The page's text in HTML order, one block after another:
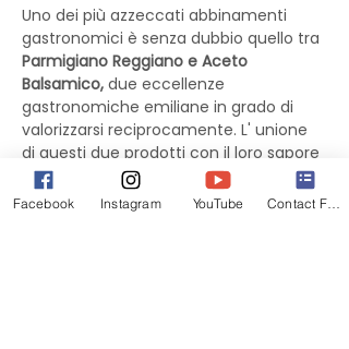
Uno dei più azzeccati abbinamenti
gastronomici è senza dubbio quello tra
Parmigiano Reggiano e Aceto
Balsamico, due eccellenze
gastronomiche emiliane in grado di
valorizzarsi reciprocamente. L' unione
di questi due prodotti con il loro sapore
inconfondibili contribuisce a creare un
connubio apprezzato anche dai palati
Facebook Instagram YouTube Contact Form